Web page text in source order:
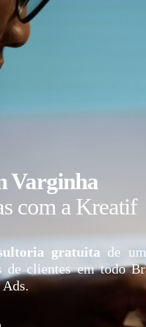
Varginha
com a Kreatif
gratuita de
de clientes em todo
Ads.